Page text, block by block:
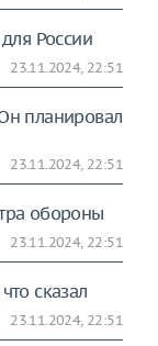
России
23.11.2024, 22:51
планировал
23.11.2024, 22:51
обороны
23.11.2024, 22:51
сказал
23.11.2024, 22:51